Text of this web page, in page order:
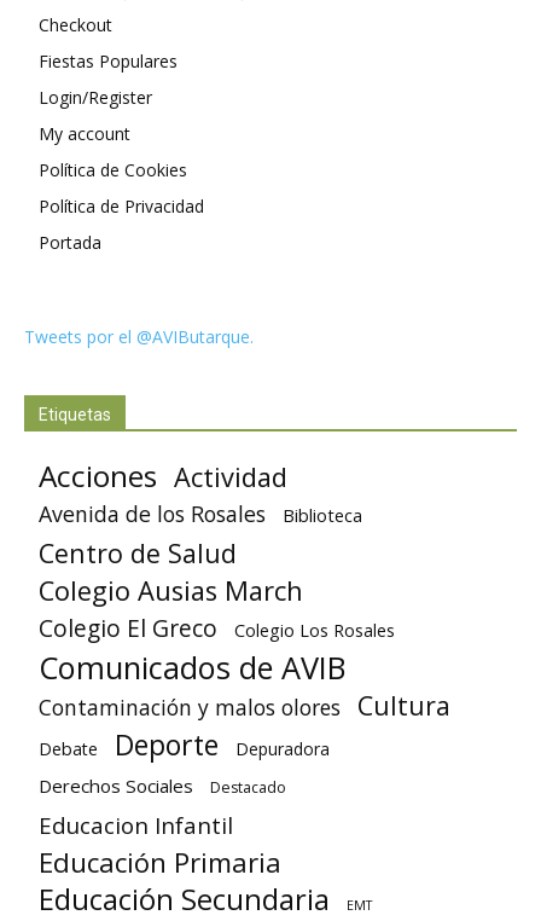
Checkout
Fiestas Populares
Login/Register
My account
Política de Cookies
Política de Privacidad
Portada
Tweets por el @AVIButarque.
Etiquetas
Acciones Actividad
Avenida de los Rosales Biblioteca
Centro de Salud
Colegio Ausias March
Colegio El Greco Colegio Los Rosales
Comunicados de AVIB
Contaminación y malos olores Cultura
Debate Deporte Depuradora
Derechos Sociales Destacado
Educacion Infantil
Educación Primaria
Educación Secundaria EMT